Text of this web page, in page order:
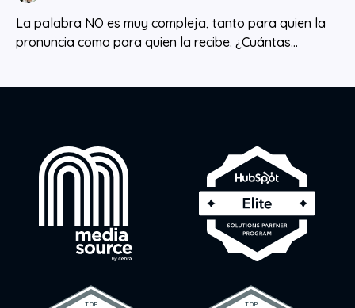
La palabra NO es muy compleja, tanto para quien la
pronuncia como para quien la recibe. ¿Cuántas...